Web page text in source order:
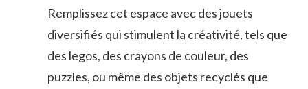
Remplissez cet⁤ espace avec des jouets
diversifiés qui ⁤stimulent la créativité, tels que
des legos, des⁤ crayons de ​couleur,⁣ des
puzzles, ou même des ‍objets recyclés ​que